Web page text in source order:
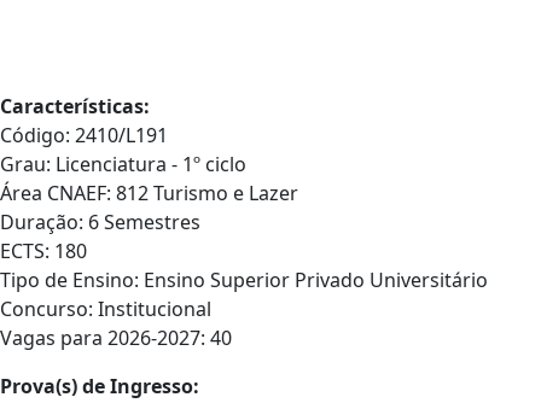
Características:
Código: 2410/L191
Grau: Licenciatura - 1º ciclo
Área CNAEF: 812 Turismo e Lazer
Duração: 6 Semestres
ECTS: 180
Tipo de Ensino: Ensino Superior Privado Universitário
Concurso: Institucional
Vagas para 2026-2027: 40
Prova(s) de Ingresso: